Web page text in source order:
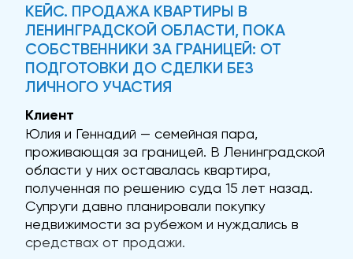
КЕЙС. ПРОДАЖА КВАРТИРЫ В
ЛЕНИНГРАДСКОЙ ОБЛАСТИ, ПОКА
СОБСТВЕННИКИ ЗА ГРАНИЦЕЙ: ОТ
ПОДГОТОВКИ ДО СДЕЛКИ БЕЗ
ЛИЧНОГО УЧАСТИЯ
Клиент
Юлия и Геннадий — семейная пара,
проживающая за границей. В Ленинградской
области у них оставалась квартира,
полученная по решению суда 15 лет назад.
Супруги давно планировали покупку
недвижимости за рубежом и нуждались в
средствах от продажи.